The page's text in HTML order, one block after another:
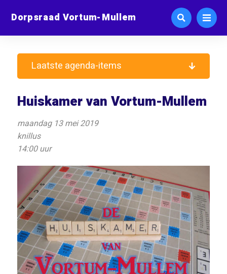
Dorpsraad Vortum-Mullem
Huiskamer van Vortum-Mullem
maandag 13 mei 2019
knillus
14:00 uur
Laatste agenda-items